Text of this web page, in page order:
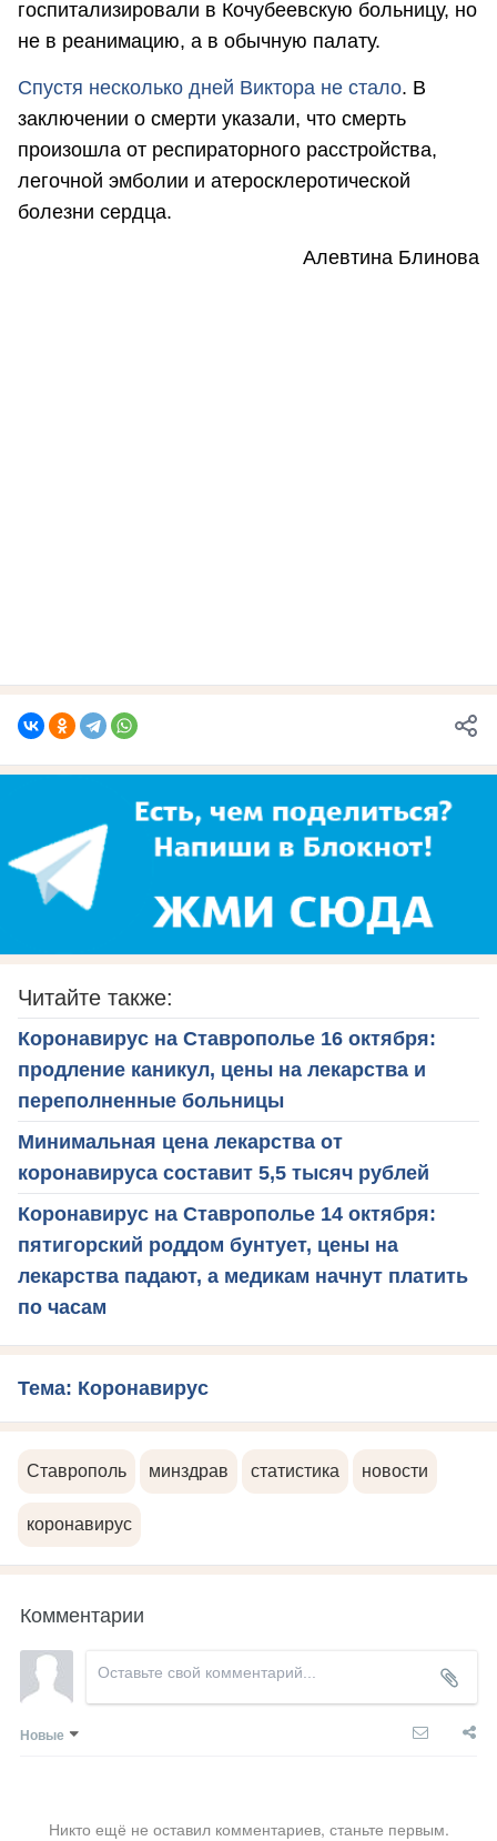
госпитализировали в Кочубеевскую больницу, но
не в реанимацию, а в обычную палату.
Спустя несколько дней Виктора не стало. В
заключении о смерти указали, что смерть
произошла от респираторного расстройства,
легочной эмболии и атеросклеротической
болезни сердца.
Алевтина Блинова
Читайте также:
Коронавирус на Ставрополье 16 октября:
продление каникул, цены на лекарства и
переполненные больницы
Минимальная цена лекарства от
коронавируса составит 5,5 тысяч рублей
Коронавирус на Ставрополье 14 октября:
пятигорский роддом бунтует, цены на
лекарства падают, а медикам начнут платить
по часам
Тема: Коронавирус
Ставрополь минздрав статистика новости
коронавирус
Комментарии
Новые
Никто ещё не оставил комментариев, станьте первым.